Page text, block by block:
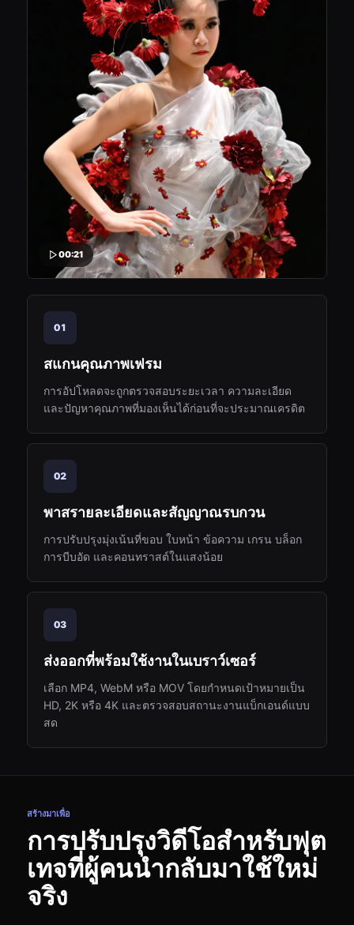
00:21
01
สแกนคุณภาพเฟรม
การอัปโหลดจะถูกตรวจสอบระยะเวลา ความละเอียด
และปัญหาคุณภาพที่มองเห็นได้ก่อนที่จะประมาณเครดิต
02
พาสรายละเอียดและสัญญาณรบกวน
การปรับปรุงมุ่งเน้นที่ขอบ ใบหน้า ข้อความ เกรน บล็อก
การบีบอัด และคอนทราสต์ในแสงน้อย
03
ส่งออกที่พร้อมใช้งานในเบราว์เซอร์
เลือก MP4, WebM หรือ MOV โดยกำหนดเป้าหมายเป็น
HD, 2K หรือ 4K และตรวจสอบสถานะงานแบ็กเอนด์แบบ
สด
สร้างมาเพื่อ
การปรับปรุงวิดีโอสำหรับฟุต
เทจที่ผู้คนนำกลับมาใช้ใหม่
จริง